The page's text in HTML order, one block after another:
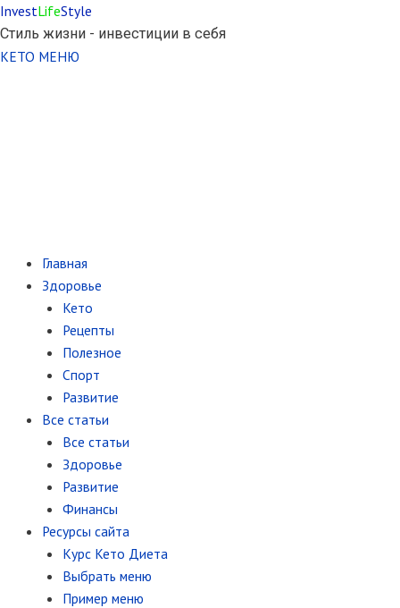
InvestLifeStyle
Стиль жизни - инвестиции в себя
КЕТО МЕНЮ
Главная
Здоровье
Кето
Рецепты
Полезное
Спорт
Развитие
Все статьи
Все статьи
Здоровье
Развитие
Финансы
Ресурсы сайта
Курс Кето Диета
Выбрать меню
Пример меню